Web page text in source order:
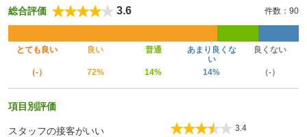
総合評価 3.6 件数：90
とても良い 良い 普通
あまり良くな
い
良くない
（-） 72% 14% 14% （-）
項目別評価
スタッフの接客がいい 3.4